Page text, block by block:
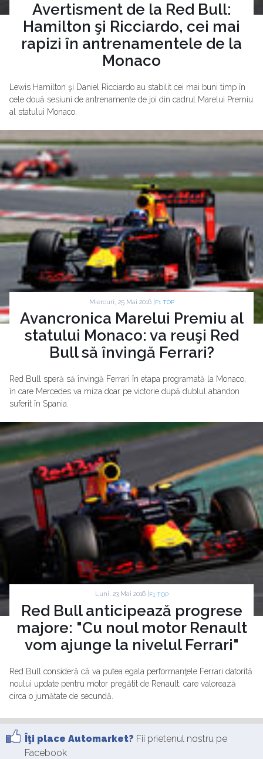
Avertisment de la Red Bull:
Hamilton şi Ricciardo, cei mai
rapizi în antrenamentele de la
Monaco
Lewis Hamilton şi Daniel Ricciardo au stabilit cei mai buni timp în
cele două sesiuni de antrenamente de joi din cadrul Marelui Premiu
al statului Monaco.
Miercuri, 25 Mai 2016 | F1 TOP
Avancronica Marelui Premiu al
statului Monaco: va reuşi Red
Bull să învingă Ferrari?
Red Bull speră să învingă Ferrari în etapa programată la Monaco,
în care Mercedes va miza doar pe victorie după dublul abandon
suferit în Spania.
Luni, 23 Mai 2016 | F1 TOP
Red Bull anticipează progrese
majore: "Cu noul motor Renault
vom ajunge la nivelul Ferrari"
Red Bull consideră că va putea egala performanţele Ferrari datorită
noului update pentru motor pregătit de Renault, care valorează
circa o jumătate de secundă.
Îţi place Automarket? Fii prietenul nostru pe
Facebook